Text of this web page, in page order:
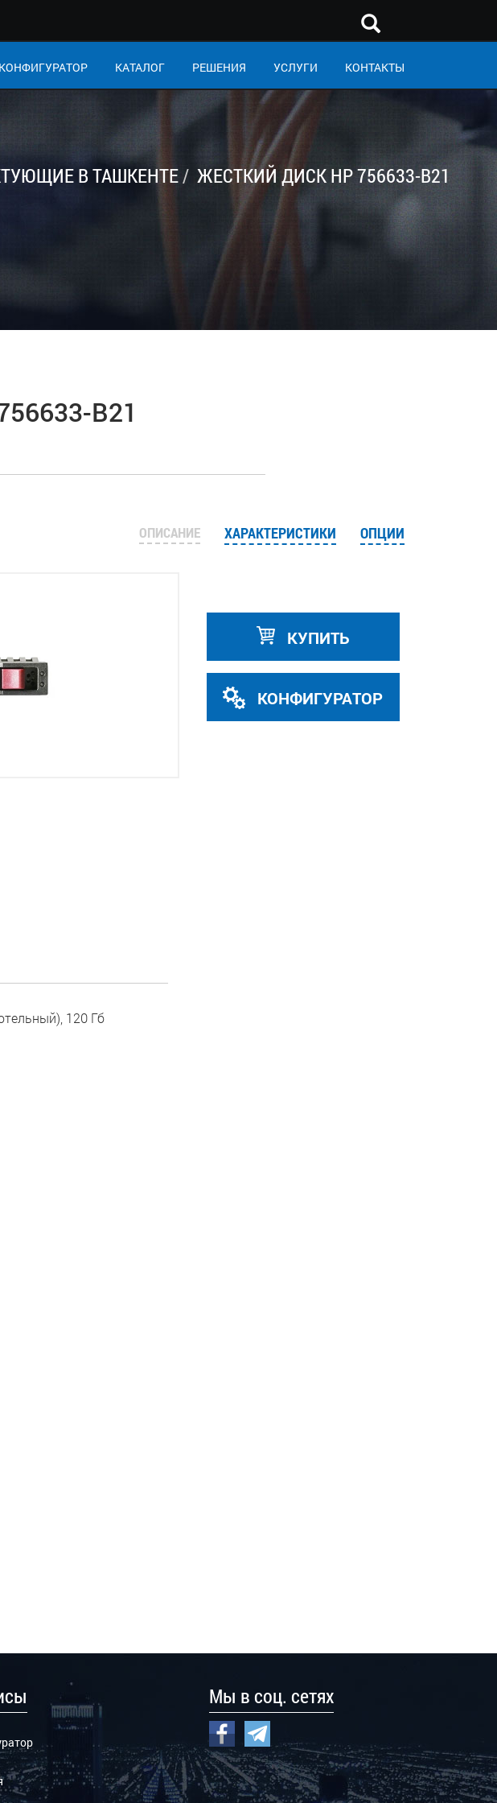
КОНФИГУРАТОР КАТАЛОГ РЕШЕНИЯ УСЛУГИ КОНТАКТЫ
В ТАШКЕНТЕ ЖЕСТКИЙ ДИСК HP 756633-B21
B21
ОПИСАНИЕ ХАРАКТЕРИСТИКИ ОПЦИИ
КУПИТЬ
КОНФИГУРАТОР
120 Гб
Мы в соц. сетях